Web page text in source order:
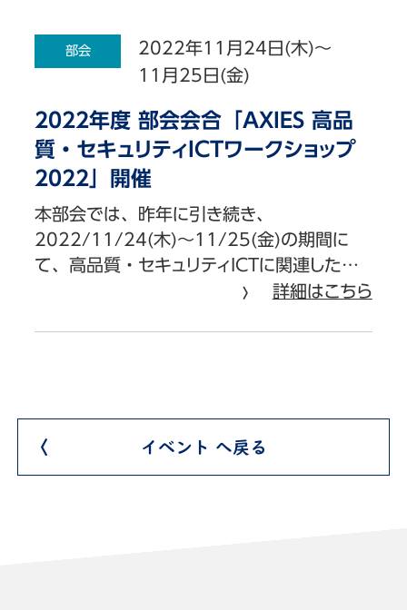
部会
2022年11月24日(木)～
11月25日(金)
2022年度 部会会合「AXIES 高品
質・セキュリティICTワークショップ
2022」開催
本部会では、昨年に引き続き、
2022/11/24(木)〜11/25(金)の期間に
て、高品質・セキュリティICTに関連した…
詳細はこちら
イベント へ戻る